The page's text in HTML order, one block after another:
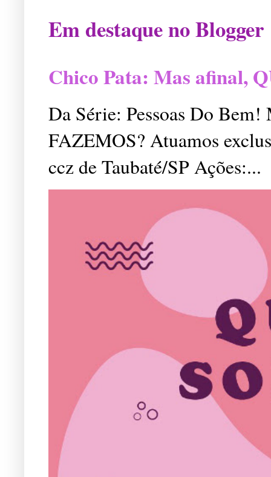
Em destaque no Blogger
Chico Pata: Mas afinal,
Da Série: Pessoas Do
FAZEMOS? Atuamos
ccz de Taubaté/SP Ações:...